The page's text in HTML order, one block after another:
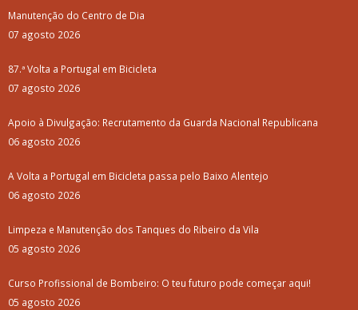
Manutenção do Centro de Dia
07 agosto 2026
87.ª Volta a Portugal em Bicicleta
07 agosto 2026
Apoio à Divulgação: Recrutamento da Guarda Nacional Republicana
06 agosto 2026
A Volta a Portugal em Bicicleta passa pelo Baixo Alentejo
06 agosto 2026
Limpeza e Manutenção dos Tanques do Ribeiro da Vila
05 agosto 2026
Curso Profissional de Bombeiro: O teu futuro pode começar aqui!
05 agosto 2026